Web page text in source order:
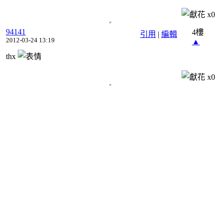
x0
引用 | 編輯
94141
2012-03-24 13:19
4樓
▲
thx
x0